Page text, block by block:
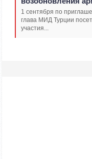
1 сентября по
глава МИД Турции
участия...